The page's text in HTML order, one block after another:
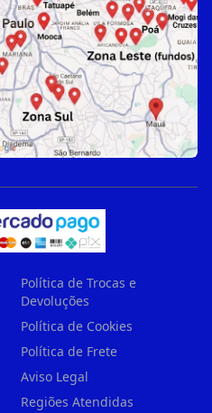
Política de Trocas e
Devoluções
Política de Cookies
Política de Frete
Aviso Legal
Regiões Atendidas